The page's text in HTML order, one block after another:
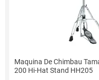
Maquina De Chimbau
200 Hi-Hat Stand HH205